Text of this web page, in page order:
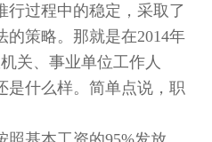
行过程中的稳定，采取了
的策略。那就是在2014年
关、事业单位工作人
是什么样。简单点说，职